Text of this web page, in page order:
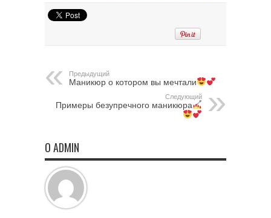
Предыдущий
Маникюр о котором вы мечтали
Следующий
Примеры безупречного маникюра
О ADMIN